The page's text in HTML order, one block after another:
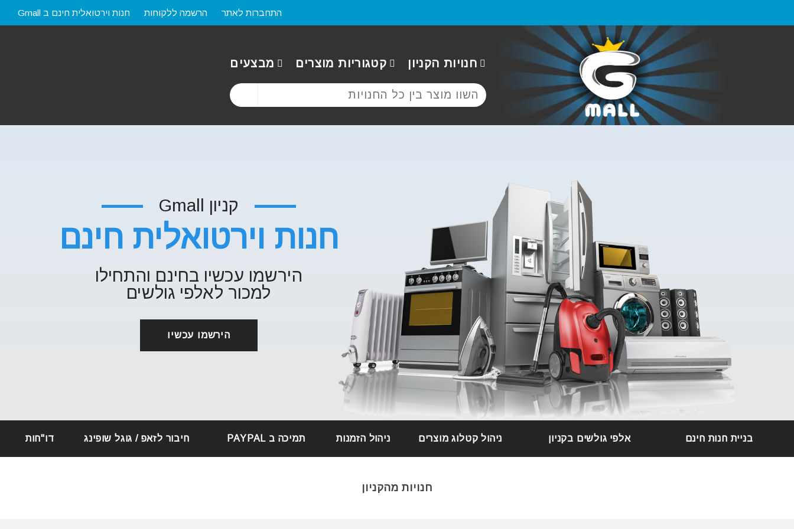
התחברות לאתר הרשמה ללקוחות חנות וירטואלית חינם ב Gmall
חנויות הקניון קטגוריות מוצרים מבצעים
קניון Gmall
חנות וירטואלית חינם
הירשמו עכשיו בחינם והתחילו
למכור לאלפי גולשים
הירשמו עכשיו
בניית חנות חינם אלפי גולשים בקניון ניהול קטלוג מוצרים ניהול הזמנות תמיכה ב PAYPAL חיבור לזאפ / גוגל שופינג דו"חות
חנויות מהקניון